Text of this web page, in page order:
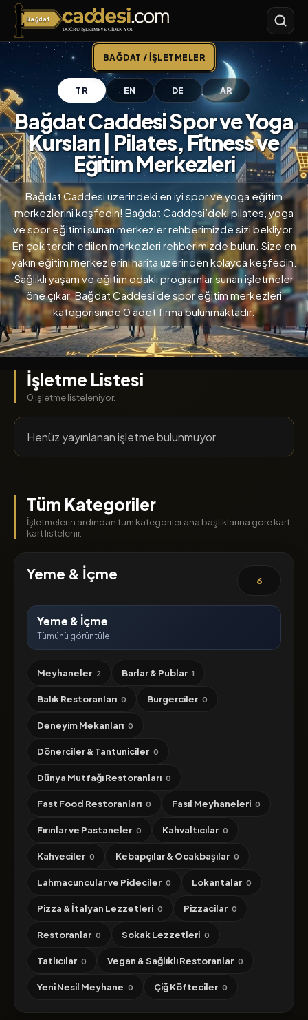
Bağdat
Bağdat Caddesi
BAĞDAT / İŞLETMELER
TR EN DE AR
Bağdat Caddesi Spor ve Yoga
Kursları | Pilates, Fitness ve
Eğitim Merkezleri
Bağdat Caddesi üzerindeki en iyi spor ve yoga eğitim
merkezlerini keşfedin! Bağdat Caddesi’deki pilates, yoga
ve spor eğitimi sunan merkezler rehberimizde sizi bekliyor.
En çok tercih edilen merkezleri rehberimizde bulun. Size en
yakın eğitim merkezlerini harita üzerinden kolayca keşfedin.
Sağlıklı yaşam ve eğitim odaklı programlar sunan işletmeler
öne çıkar. Bağdat Caddesi de spor eğitim merkezleri
kategorisinde 0 adet firma bulunmaktadır.
İşletme Listesi
0 işletme listeleniyor.
Henüz yayınlanan işletme bulunmuyor.
Tüm Kategoriler
İşletmelerin ardından tüm kategoriler ana başlıklarına göre kart
kart listelenir.
Yeme & İçme 6
Yeme & İçme
Tümünü görüntüle
Meyhaneler 2 Barlar & Publar 1
Balık Restoranları 0 Burgerciler 0
Deneyim Mekanları 0
Dönerciler & Tantuniciler 0
Dünya Mutfağı Restoranları 0
Fast Food Restoranları 0 Fasıl Meyhaneleri 0
Fırınlar ve Pastaneler 0 Kahvaltıcılar 0
Kahveciler 0 Kebapçılar & Ocakbaşılar 0
Lahmacuncular ve Pideciler 0 Lokantalar 0
Pizza & İtalyan Lezzetleri 0 Pizzacilar 0
Restoranlar 0 Sokak Lezzetleri 0
Tatlıcılar 0 Vegan & Sağlıklı Restoranlar 0
Yeni Nesil Meyhane 0 Çiğ Köfteciler 0